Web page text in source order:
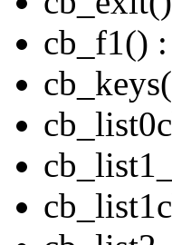
cb_f1() :